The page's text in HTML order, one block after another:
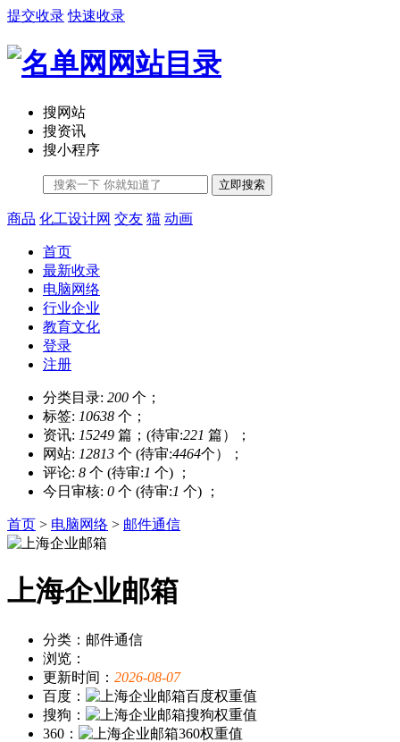
提交收录 快速收录
搜网站
搜资讯
搜小程序
立即搜索
商品 化工设计网 交友 猫 动画
首页
最新收录
电脑网络
行业企业
教育文化
登录
注册
分类目录: 200 个；
标签: 10638 个；
资讯: 15249 篇；(待审:221 篇）；
网站: 12813 个 (待审:4464个）；
评论: 8 个 (待审:1 个) ；
今日审核: 0 个 (待审:1 个) ；
首页 > 电脑网络 > 邮件通信
上海企业邮箱
分类：邮件通信
浏览：
更新时间： 2026-08-07
百度：
搜狗：
360：